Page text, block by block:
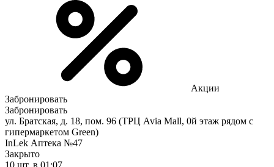
Акции
Забронировать
Забронировать
ул. Братская, д. 18, пом. 96 (ТРЦ Avia Mall, 0й этаж рядом с
гипермаркетом Green)
InLek Аптека №47
Закрыто
10 шт. в 01:07